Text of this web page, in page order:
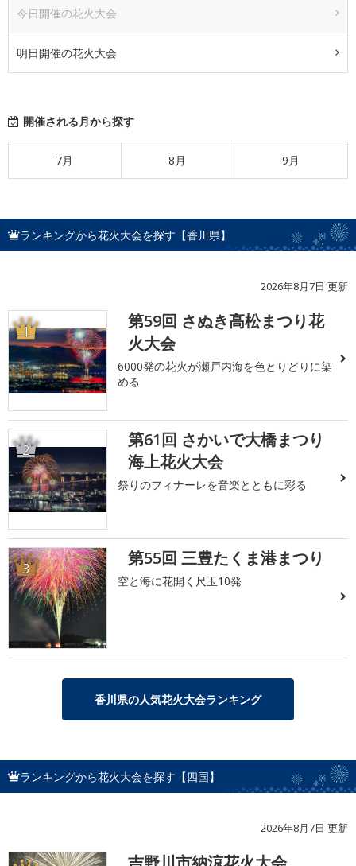
今日開催の花火大会
明日開催の花火大会
開催される月から探す
7月 8月 9月
ランキングから花火大会を探す【香川県】
2026年8月7日 更新
1
第59回 さぬき高松まつり花
火大会
6000発の花火が瀬戸内海を色とりどりに染
める
2
第61回 さかいで大橋まつり
海上花火大会
祭りのフィナーレを音楽とともに彩る
3 第55回 三豊たくま港まつり
空と海に花開く尺玉10発
香川県の人気花火大会ランキング
ランキングから花火大会を探す【四国】
2026年8月7日 更新